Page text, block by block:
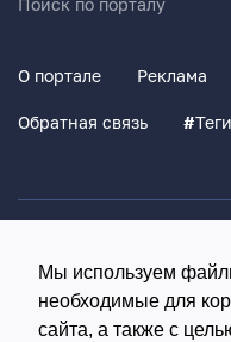
Мы используем
необходимые для
сайта, а также с
Поиск по порталу
О портале Реклама
Обратная связь #
Согласие на обработку